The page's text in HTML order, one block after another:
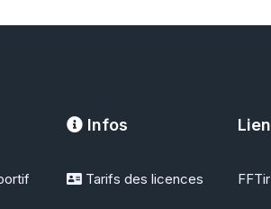
Infos
Tarifs des licences FFTir